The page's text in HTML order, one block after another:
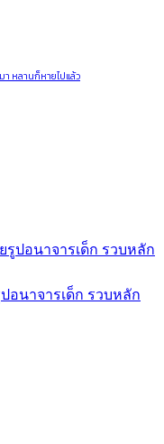
า หลานก็หายไปแล้ว
อนาจารเด็ก รวบหลัก